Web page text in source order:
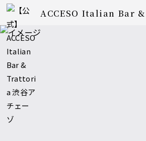
ACCESO Italian Bar